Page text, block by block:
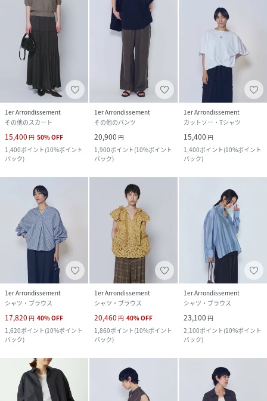
1er Arrondissement
その他のスカート
15,400 円 50%OFF
1,400ポイント(10%ポイント
バック)
1er Arrondissement
その他のパンツ
20,900 円
1,900ポイント(10%ポイント
バック)
1er Arrondissement
カットソー・Tシャツ
15,400 円
1,400ポイント(10%ポイント
バック)
1er Arrondissement
シャツ・ブラウス
17,820 円 40%OFF
1,620ポイント(10%ポイント
バック)
1er Arrondissement
シャツ・ブラウス
20,460 円 40%OFF
1,860ポイント(10%ポイント
バック)
1er Arrondissement
シャツ・ブラウス
23,100 円
2,100ポイント(10%ポイント
バック)